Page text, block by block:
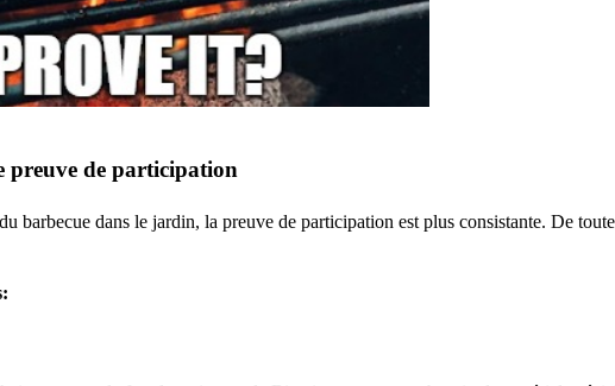
preuve de participation
barbecue dans le jardin, la preuve de participation est plus consistante. De